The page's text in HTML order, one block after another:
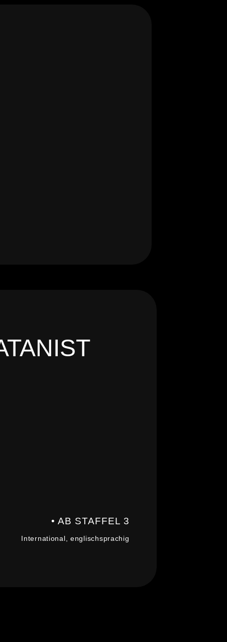
• AB STAFFEL 3
International, englischsprachig